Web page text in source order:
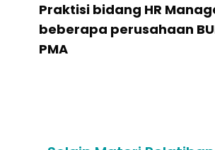
Praktisi bidang HR
beberapa perusahaan
PMA